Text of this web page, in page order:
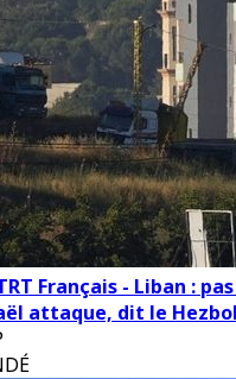
Français - Liban :
attaque, dit le